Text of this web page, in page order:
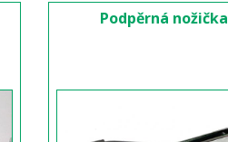
Podpěrná nožička